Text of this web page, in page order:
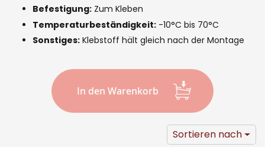
Befestigung: Zum Kleben
Temperaturbeständigkeit: -10°C bis 70°C
Sonstiges: Klebstoff hält gleich nach der Montage
In den Warenkorb
Sortieren nach